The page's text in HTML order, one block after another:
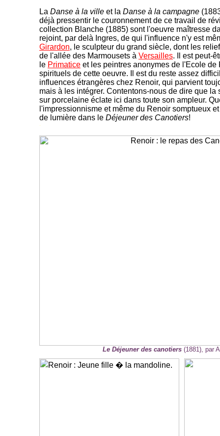
La Danse à la ville et la Danse à la campagne
déjà pressentir le couronnement de ce travail de
collection Blanche (1885) sont l'oeuvre maîtresse
rejoint, par delà Ingres, de qui l'influence n'y est
Girardon, le sculpteur du grand siècle, dont les
de l'allée des Marmousets à Versailles. Il est peut-
le Primatice et les peintres anonymes de l'Ecole
spirituels de cette oeuvre. Il est du reste assez
influences étrangères chez Renoir, qui parvient
mais à les intégrer. Contentons-nous de dire que
sur porcelaine éclate ici dans toute son ampleur.
l'impressionnisme et même du Renoir somptueux
de lumière dans le Déjeuner des Canotiers!
-
Le Déjeuner des canotiers (1881), par
-